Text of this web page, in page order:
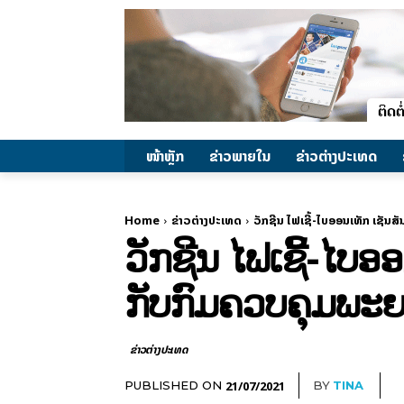
ໜ້າຫຼັກ ຂ່າວພາຍ​ໃນ ຂ່າວຕ່າງປະເທດ
Home ຂ່າວຕ່າງປະເທດ ວັກຊີນ ໄຟເຊີ້-ໄບອອນເທັກ ເຊັນ
ວັກຊີນ ໄຟເຊີ້-ໄບອ
ກັບກົມຄວບຄຸມພະ
ຂ່າວຕ່າງປະເທດ
PUBLISHED ON 21/07/2021 BY TINA